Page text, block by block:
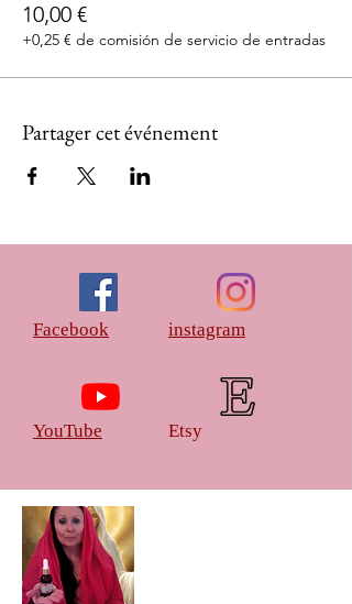
10,00 €
+0,25 € de comisión de servicio de entradas
Partager cet événement
Facebook
YouTube
instagram
Etsy